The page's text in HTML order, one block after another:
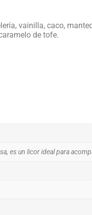
vainilla, caco,
de tofe.
es un licor ideal para